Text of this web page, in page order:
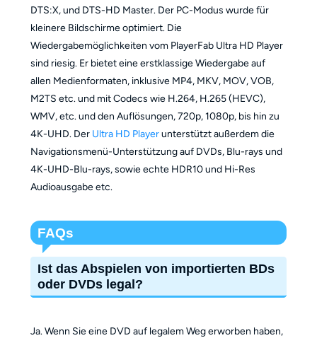
DTS:X, und DTS-HD Master. Der PC-Modus wurde für
kleinere Bildschirme optimiert. Die
Wiedergabemöglichkeiten vom PlayerFab Ultra HD Player
sind riesig. Er bietet eine erstklassige Wiedergabe auf
allen Medienformaten, inklusive MP4, MKV, MOV, VOB,
M2TS etc. und mit Codecs wie H.264, H.265 (HEVC),
WMV, etc. und den Auflösungen, 720p, 1080p, bis hin zu
4K-UHD. Der Ultra HD Playerunterstützt außerdem die
Navigationsmenü-Unterstützung auf DVDs, Blu-rays und
4K-UHD-Blu-rays, sowie echte HDR10 und Hi-Res
Audioausgabe etc.
FAQs
Ist das Abspielen von importierten BDs
oder DVDs legal?
Ja. Wenn Sie eine DVD auf legalem Weg erworben haben,